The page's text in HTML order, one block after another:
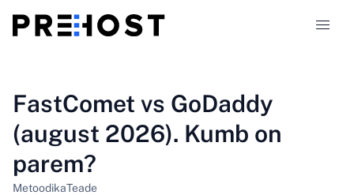
Võrdlused
Kupongid
FastComet vs GoDaddy
(august 2026). Kumb on
parem?
MetoodikaTeade